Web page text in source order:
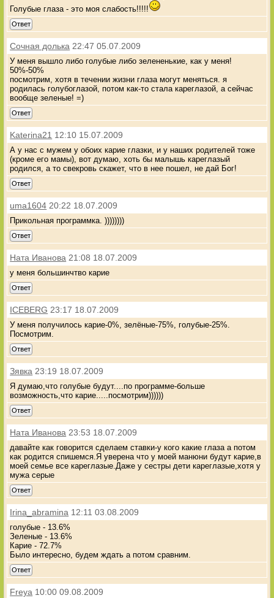
Голубые глаза - это моя слабость!!!!!
Ответ
Сочная долька 22:47 05.07.2009
У меня вышло либо голубые либо зелененькие, как у меня!
50%-50%
посмотрим, хотя в течении жизни глаза могут меняться. я
родилась голубоглазой, потом как-то стала кареглазой, а сейчас
вообще зеленые! =)
Ответ
Katerina21 12:10 15.07.2009
А у нас с мужем у обоих карие глазки, и у наших родителей тоже
(кроме его мамы), вот думаю, хоть бы малышь кареглазый
родился, а то свекровь скажет, что в нее пошел, не дай Бог!
Ответ
uma1604 20:22 18.07.2009
Прикольная программка. ))))))))
Ответ
Ната Иванова 21:08 18.07.2009
у меня большинчтво карие
Ответ
ICEBERG 23:17 18.07.2009
У меня получилось карие-0%, зелёные-75%, голубые-25%.
Посмотрим.
Ответ
Зявка 23:19 18.07.2009
Я думаю,что голубые будут....по программе-больше
возможность,что карие.....посмотрим))))))
Ответ
Ната Иванова 23:53 18.07.2009
давайте как говорится сделаем ставки-у кого какие глаза а потом
как родится спишемся.Я уверена что у моей манюни будут карие,в
моей семье все кареглазые.Даже у сестры дети кареглазые,хотя у
мужа серые
Ответ
Irina_abramina 12:11 03.08.2009
голубые - 13.6%
Зеленые - 13.6%
Карие - 72.7%
Было интересно, будем ждать а потом сравним.
Ответ
Freya 10:00 09.08.2009